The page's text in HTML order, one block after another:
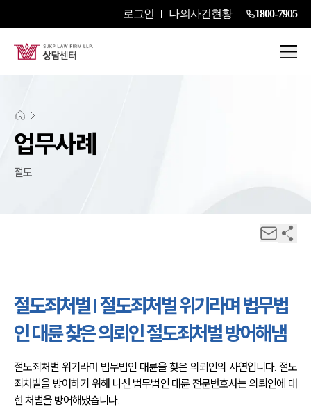
로그인 나의사건현황 1800-7905
업무사례
절도
절도죄처벌 | 절도죄처벌 위기라며 법무법
인 대륜 찾은 의뢰인 절도죄처벌 방어해냄
절도죄처벌 위기라며 법무법인 대륜을 찾은 의뢰인의 사연입니다. 절도
죄처벌을 방어하기 위해 나선 법무법인 대륜 전문변호사는 의뢰인에 대
한 처벌을 방어해냈습니다.